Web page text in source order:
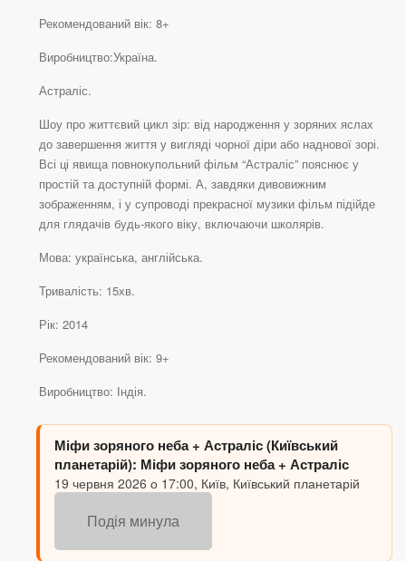
Рекомендований вік: 8+
Виробництво:Україна.
Астраліс.
Шоу про життєвий цикл зір: від народження у зоряних яслах
до завершення життя у вигляді чорної діри або наднової зорі.
Всі ці явища повнокупольний фільм “Астраліс” пояснює у
простій та доступній формі. А, завдяки дивовижним
зображенням, і у супроводі прекрасної музики фільм підійде
для глядачів будь-якого віку, включаючи школярів.
Мова: українська, англійська.
Тривалість: 15хв.
Рік: 2014
Рекомендований вік: 9+
Виробництво: Індія.
Міфи зоряного неба + Астраліс (Київський
планетарій): Міфи зоряного неба + Астраліс
19 червня 2026 о 17:00, Київ, Київський планетарій
Подія минула